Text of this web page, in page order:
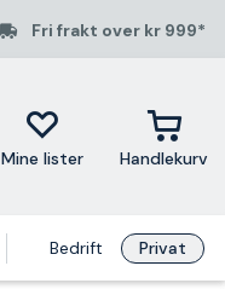
Fri frakt over kr 999*
Mine lister Handlekurv
Bedrift Privat